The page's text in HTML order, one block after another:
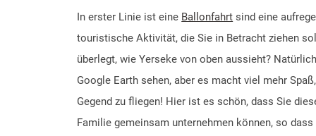
In erster Linie ist eine Ballonfahrt sind eine
touristische Aktivität, die Sie in Betracht ziehen
überlegt, wie Yerseke von oben aussieht?
Google Earth sehen, aber es macht viel mehr
Gegend zu fliegen! Hier ist es schön, dass Sie
Familie gemeinsam unternehmen können, so